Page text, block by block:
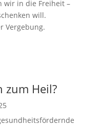
wir in die Freiheit –
will.
Vergebung.
zum Heil?